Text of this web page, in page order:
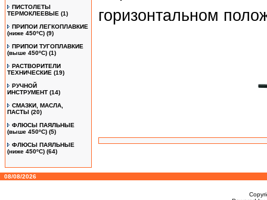
ПИСТОЛЕТЫ
ТЕРМОКЛЕЕВЫЕ (1)
ПРИПОИ ЛЕГКОПЛАВКИЕ
(ниже 450ºС) (9)
ПРИПОИ ТУГОПЛАВКИЕ
(выше 450ºС) (1)
РАСТВОРИТЕЛИ
ТЕХНИЧЕСКИЕ (19)
РУЧНОЙ
ИНСТРУМЕНТ (14)
СМАЗКИ, МАСЛА,
ПАСТЫ (20)
ФЛЮСЫ ПАЯЛЬНЫЕ
(выше 450ºC) (5)
ФЛЮСЫ ПАЯЛЬНЫЕ
(ниже 450ºC) (64)
горизонтальном
08/08/2026